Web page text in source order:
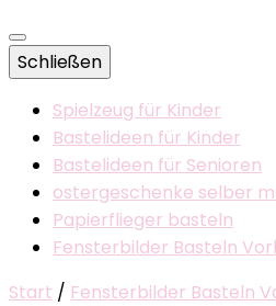
Schließen
Spielzeug für Kinder
Bastelideen für Kinder
Bastelideen für Senioren
ostergeschenke selber
Papierflieger basteln
Fensterbilder Basteln
Start / Fensterbilder Basteln